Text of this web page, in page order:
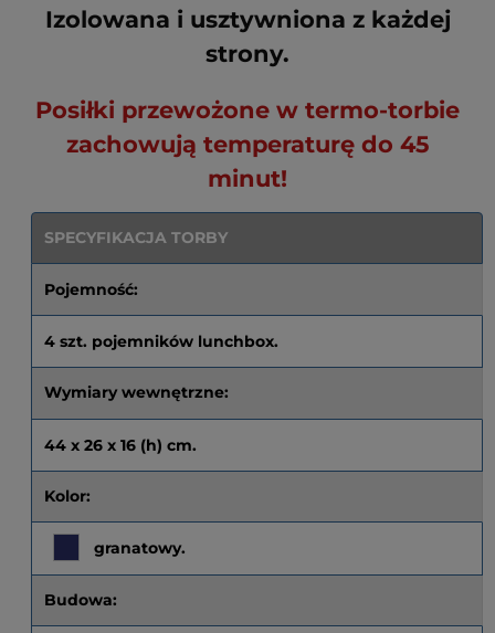
Izolowana i usztywniona z każdej
strony.
Posiłki przewożone w termo-torbie
zachowują temperaturę do 45
minut!
SPECYFIKACJA TORBY
Pojemność:
4 szt. pojemników lunchbox.
Wymiary wewnętrzne:
44 x 26 x 16 (h) cm.
Kolor:
granatowy.
Budowa: